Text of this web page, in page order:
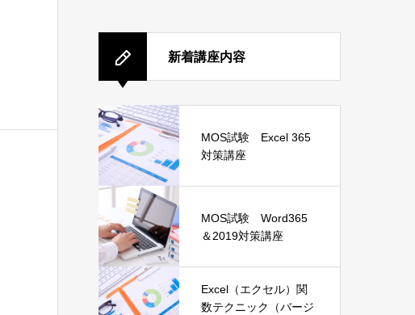
新着講座内容
MOS試験 Excel 365
対策講座
MOS試験 Word365
＆2019対策講座
Excel（エクセル）関
数テクニック（バージ